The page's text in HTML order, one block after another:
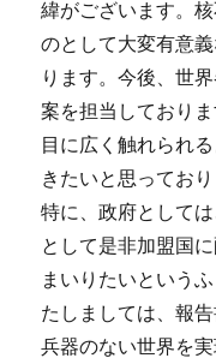
緯がございます。
のとして大変有意
ります。今後、世
案を担当しており
目に広く触れられ
きたいと思っており
特に、政府として
として是非加盟国
まいりたいという
たしましては、報
兵器のない世界を